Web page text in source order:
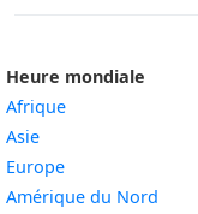
Heure mondiale
Afrique
Asie
Europe
Amérique du Nord